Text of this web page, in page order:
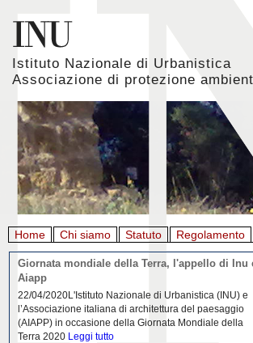
Istituto Nazionale di Urbanistica
Associazione di protezione
Home Chi siamo Statuto Regolamento
Giornata mondiale della Terra, l'appello di Inu
Aiapp
22/04/2020L'Istituto Nazionale di Urbanistica (INU) e
l’Associazione italiana di architettura del paesaggio
(AIAPP) in occasione della Giornata Mondiale della
Terra 2020 Leggi tutto